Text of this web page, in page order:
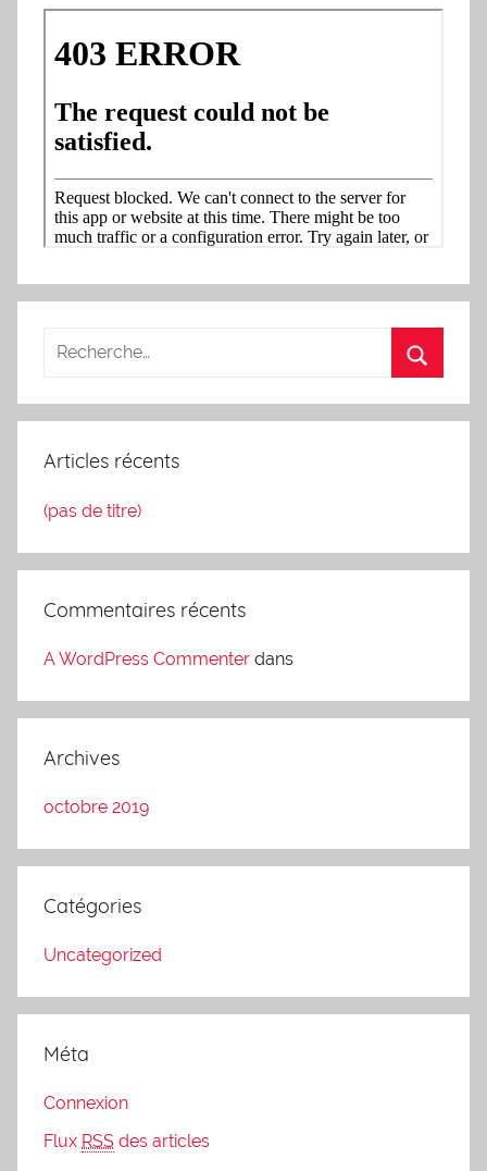
Articles récents
(pas de titre)
Commentaires récents
A WordPress Commenter dans
Archives
octobre 2019
Catégories
Uncategorized
Méta
Connexion
Flux RSS des articles